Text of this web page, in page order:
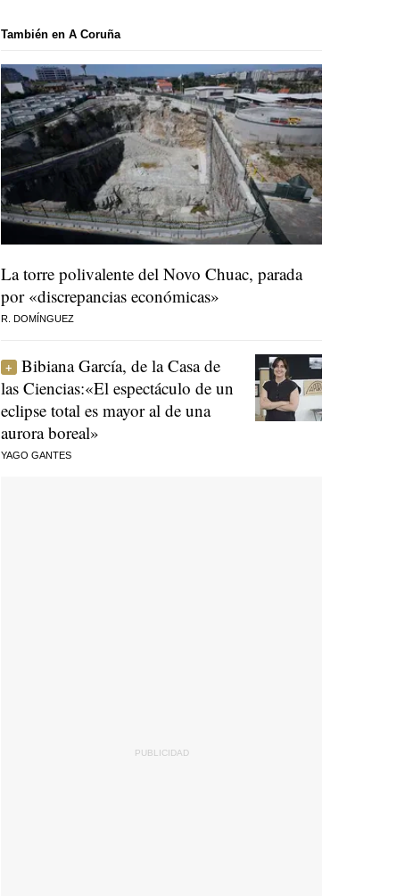
También en A Coruña
La torre polivalente del Novo Chuac, parada
por «discrepancias económicas»
R. DOMÍNGUEZ
Bibiana García, de la Casa de
las Ciencias:«El espectáculo de un
eclipse total es mayor al de una
aurora boreal»
YAGO GANTES